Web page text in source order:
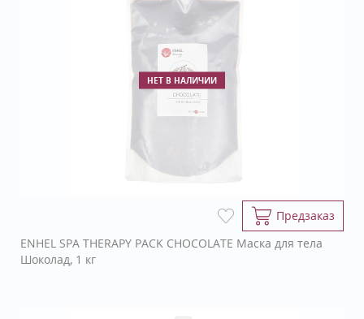
НЕТ В НАЛИЧИИ
Предзаказ
ENHEL SPA THERAPY PACK CHOCOLATE Маска для тела
Шоколад, 1 кг